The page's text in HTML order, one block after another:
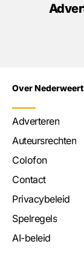
Over
Adverteren
Auteursrechten
Colofon
Contact
Privacybeleid
Spelregels
AI-beleid